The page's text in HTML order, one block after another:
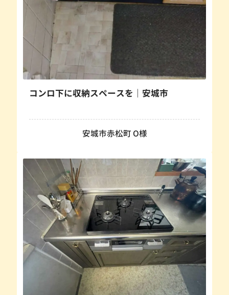
コンロ下に収納スペースを｜安城市
安城市赤松町 O様